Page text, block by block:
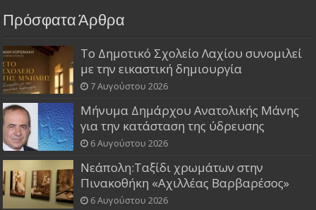
Πρόσφατα Άρθρα
Το Δημοτικό Σχολείο Λαχίου συνομιλεί
με την εικαστική δημιουργία
7 Αυγούστου 2026
Μήνυμα Δημάρχου Ανατολικής Μάνης
για την κατάσταση της ύδρευσης
6 Αυγούστου 2026
Νεάπολη:Ταξίδι χρωμάτων στην
Πινακοθήκη «Αχιλλέας Βαρβαρέσος»
6 Αυγούστου 2026